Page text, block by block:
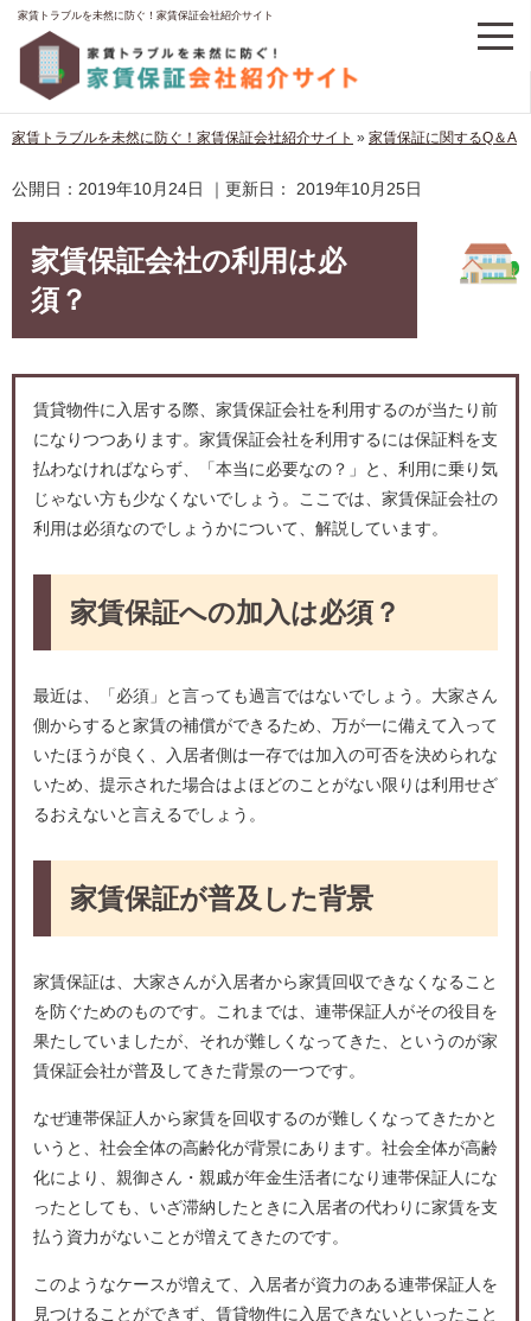
家賃トラブルを未然に防ぐ！家賃保証会社紹介サイト
家賃トラブルを未然に防ぐ！家賃保証会社紹介サイト » 家賃保証に関するQ＆A
公開日： 2019年10月24日 ｜更新日： 2019年10月25日
家賃保証会社の利用は必
須？
賃貸物件に入居する際、家賃保証会社を利用するのが当たり前
になりつつあります。家賃保証会社を利用するには保証料を支
払わなければならず、「本当に必要なの？」と、利用に乗り気
じゃない方も少なくないでしょう。ここでは、家賃保証会社の
利用は必須なのでしょうかについて、解説しています。
家賃保証への加入は必須？
最近は、「必須」と言っても過言ではないでしょう。大家さん
側からすると家賃の補償ができるため、万が一に備えて入って
いたほうが良く、入居者側は一存では加入の可否を決められな
いため、提示された場合はよほどのことがない限りは利用せざ
るおえないと言えるでしょう。
家賃保証が普及した背景
家賃保証は、大家さんが入居者から家賃回収できなくなること
を防ぐためのものです。これまでは、連帯保証人がその役目を
果たしていましたが、それが難しくなってきた、というのが家
賃保証会社が普及してきた背景の一つです。
なぜ連帯保証人から家賃を回収するのが難しくなってきたかと
いうと、社会全体の高齢化が背景にあります。社会全体が高齢
化により、親御さん・親戚が年金生活者になり連帯保証人にな
ったとしても、いざ滞納したときに入居者の代わりに家賃を支
払う資力がないことが増えてきたのです。
このようなケースが増えて、入居者が資力のある連帯保証人を
見つけることができず、賃貸物件に入居できないといったこと